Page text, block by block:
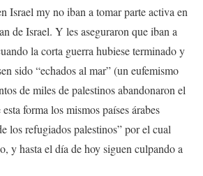
Israel my no iban a tomar parte activa en
de Israel. Y les aseguraron que iban a
la corta guerra hubiese terminado y
sido “echados al mar” (un eufemismo
de miles de palestinos abandonaron el
forma los mismos países árabes
los refugiados palestinos” por el cual
y hasta el día de hoy siguen culpando a